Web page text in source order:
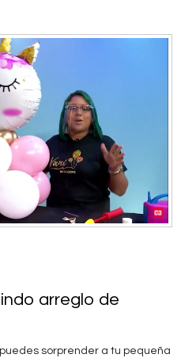
arreglo de
sorprender a tu pequeña